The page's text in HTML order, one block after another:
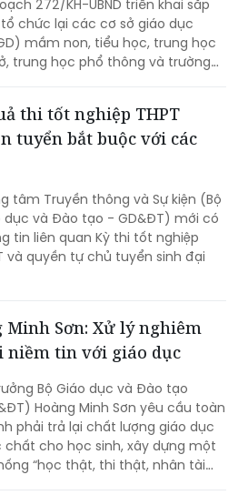
thiểu 40 lớp
- UBND TP Hà Nội mới ban hành
272/KH-UBND triển khai sắp
mầm non, tiểu học, trung học
trung học phổ thông và trường
biệt công lập trên địa bàn.
thi tốt nghiệp THPT
tuyển bắt buộc với các
tâm Truyền thông và Sự kiện (Bộ
dục và Đào tạo - GD&ĐT) mới có
và quyền tự chủ tuyển sinh đại
Minh Sơn: Xử lý nghiêm
niềm tin với giáo dục
Bộ Giáo dục và Đào tạo
Hoàng Minh Sơn yêu cầu toàn